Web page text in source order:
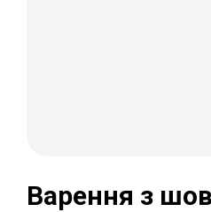
Варення з